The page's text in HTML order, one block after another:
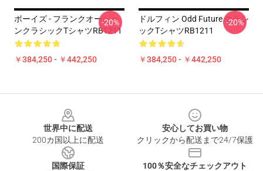
ボーイズ - フランクオーシャ
ンクラシックTシャツRB1211
￥384,250 - ￥442,250
-20%
ドルフィン Odd Future クラシ
ックTシャツRB1211
￥384,250 - ￥442,250
-20%
世界中に配送
200カ国以上に配送
安心してお買い物
クリックから配送まで24/7保護
国際保証
100％安全なチェックアウト